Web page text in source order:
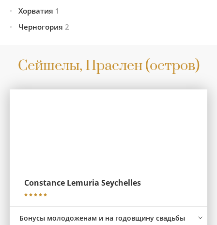
Стамбул 1
Хорватия 1
Сплит1
Черногория 2
Сейшелы, Праcлен (остров)
Constance Lemuria Seychelles
Бонусы молодоженам и на годовщину свадьбы